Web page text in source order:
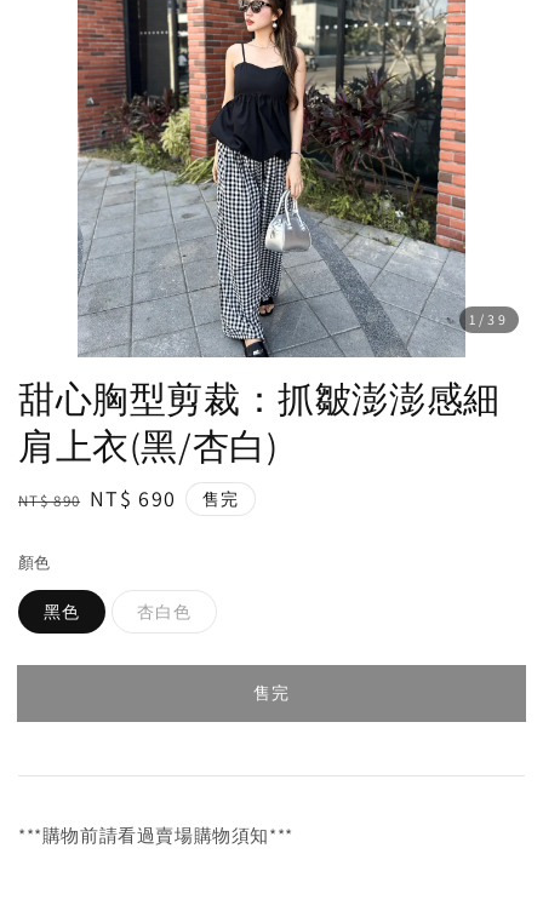
1 /39
甜心胸型剪裁：抓皺澎澎感細
肩上衣(黑/杏白)
Regular
NT$ 890 Sale
NT$ 690 售完
顏色
黑色 杏白色
售完
***購物前請看過賣場購物須知***